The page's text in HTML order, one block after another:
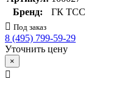
Бренд:
ГК ТСС
Под заказ
8 (495) 799-59-29
Уточнить цену
×